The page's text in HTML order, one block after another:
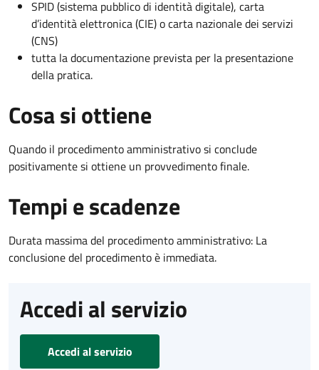
SPID (sistema pubblico di identità digitale), carta
d’identità elettronica (CIE) o carta nazionale dei servizi
(CNS)
tutta la documentazione prevista per la presentazione
della pratica.
Cosa si ottiene
Quando il procedimento amministrativo si conclude
positivamente si ottiene un provvedimento finale.
Tempi e scadenze
Durata massima del procedimento amministrativo: La
conclusione del procedimento è immediata.
Accedi al servizio
Accedi al servizio